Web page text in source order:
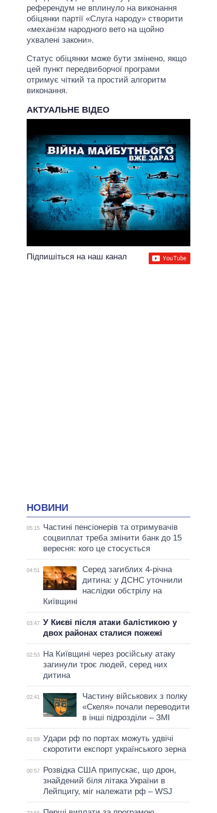
референдум не вплинуло на виконання
обіцянки партії «Слуга народу» створити
«механізм народного вето на щойно
ухвалені закони».
Статус обіцянки може бути змінено, якщо
цей пункт передвиборчої програми
отримує чіткий та простий алгоритм
виконання.
АКТУАЛЬНЕ ВІДЕО
Підпишіться на наш канал
НОВИНИ
05:15
Частині пенсіонерів та отримувачів
соцвиплат треба змінити банк до 15
вересня: кого це стосується
04:51
Серед загиблих 4-річна
дитина: у ДСНС уточнили
наслідки обстрілу на
Київщині
03:47 У Києві після атаки балістикою у
двох районах сталися пожежі
02:53
На Київщині через російську атаку
загинули троє людей, серед них
дитина
02:41
Частину військових з полку
«Скеля» почали переводити
в інші підрозділи – ЗМІ
01:59 Удари рф по портах можуть удвічі
скоротити експорт українського зерна
00:57
Розвідка США припускає, що дрон,
знайдений біля літака України в
Лейпцигу, міг належати рф – WSJ